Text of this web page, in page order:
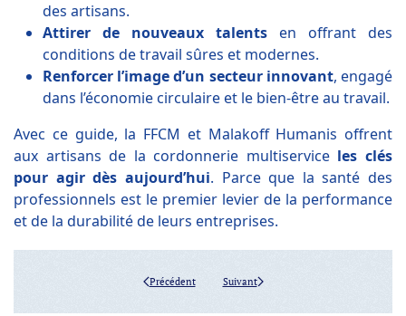
des artisans.
Attirer de nouveaux talents en offrant des
conditions de travail sûres et modernes.
Renforcer l’image d’un secteur innovant, engagé
dans l’économie circulaire et le bien-être au travail.
Avec ce guide, la FFCM et Malakoff Humanis offrent
aux artisans de la cordonnerie multiservice les clés
pour agir dès aujourd’hui. Parce que la santé des
professionnels est le premier levier de la performance
et de la durabilité de leurs entreprises.
Précédent Suivant